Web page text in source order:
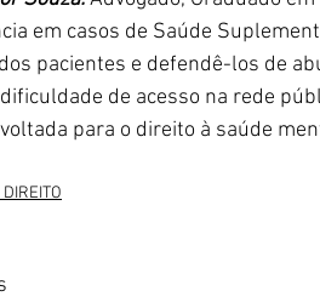
em casos de Saúde
pacientes e defendê-los de
de acesso na rede
para o direito à saúde